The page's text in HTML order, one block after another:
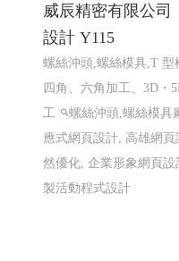
威辰精密有限公司
設計 Y115
螺絲沖頭,螺絲模具,T 型
四角、六角加工、3D・
工
螺絲沖頭,螺絲模具
應式網頁設計, 高雄網
然優化, 企業形象網頁
製活動程式設計